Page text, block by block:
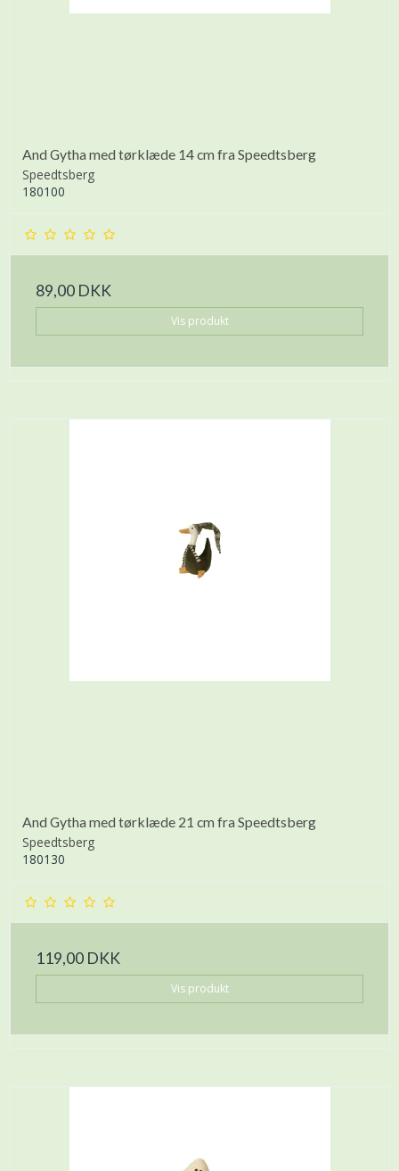
And Gytha med tørklæde 14 cm fra Speedtsberg
Speedtsberg
180100
89,00 DKK
Vis produkt
And Gytha med tørklæde 21 cm fra Speedtsberg
Speedtsberg
180130
119,00 DKK
Vis produkt